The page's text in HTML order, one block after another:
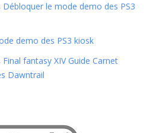
Débloquer le mode demo des PS3
demo des PS3 kiosk
Final fantasy XIV Guide Carnet
Dawntrail